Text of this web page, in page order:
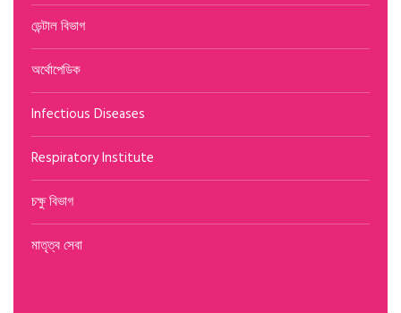
ডেন্টাল বিভাগ
অর্থোপেডিক
Infectious Diseases
Respiratory Institute
চক্ষু বিভাগ
মাতৃত্ব সেবা